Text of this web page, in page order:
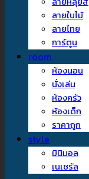
ลายใบไม้
ลายไทย
การ์ตูน
room
ห้องนอน
นั่งเล่น
ห้องครัว
ห้องเด็ก
ราคาถูก
style
มินิมอล
เนเชรัล